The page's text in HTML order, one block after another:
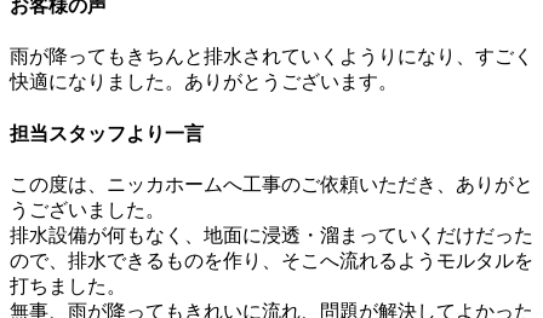
お客様の声
雨が降ってもきちんと排水されていくようりになり、すごく
快適になりました。ありがとうございます。
担当スタッフより一言
この度は、ニッカホームへ工事のご依頼いただき、ありがと
うございました。
排水設備が何もなく、地面に浸透・溜まっていくだけだった
ので、排水できるものを作り、そこへ流れるようモルタルを
打ちました。
無事、雨が降ってもきれいに流れ、問題が解決してよかった